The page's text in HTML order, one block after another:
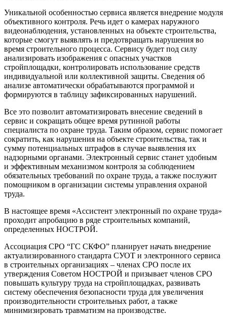
Уникальной особенностью сервиса является внедрение модуля
объективного контроля. Речь идет о камерах наружного
видеонаблюдения, установленных на объекте строительства,
которые смогут выявлять и предотвращать нарушения во
время строительного процесса. Сервису будет под силу
анализировать изображения с опасных участков
стройплощадки, контролировать использование средств
индивидуальной или коллективной защиты. Сведения об
анализе автоматически обрабатываются программой и
формируются в таблицу зафиксированных нарушений.
Все это позволит автоматизировать внесение сведений в
сервис и сокращать общее время рутинной работы
специалиста по охране труда. Таким образом, сервис помогает
сократить, как нарушения на объекте строительства, так и
сумму потенциальных штрафов в случае выявления их
надзорными органами. Электронный сервис станет удобным
и эффективным механизмом контроля за соблюдением
обязательных требований по охране труда, а также послужит
помощником в организации системы управления охраной
труда.
В настоящее время «Ассистент электронный по охране труда»
проходит апробацию в ряде строительных компаний,
определенных НОСТРОЙ.
Ассоциация СРО “ГС СКФО” планирует начать внедрение
актуализированного стандарта СУОТ и электронного сервиса
в строительных организациях – членах СРО после их
утверждения Советом НОСТРОЙ и призывает членов СРО
повышать культуру труда на стройплощадках, развивать
систему обеспечения безопасности труда для увеличения
производительности строительных работ, а также
минимизировать травматизм на производстве.